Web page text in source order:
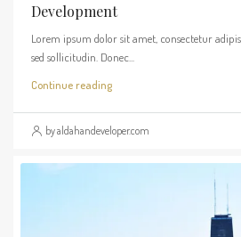
Development
Lorem ipsum dolor sit amet, consectetur
sed sollicitudin. Donec...
Continue reading
by aldahandeveloper.com